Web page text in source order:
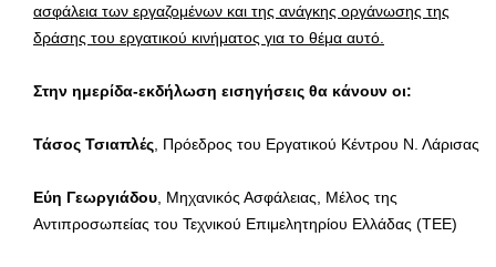
ασφάλεια των εργαζομένων και της ανάγκης οργάνωσης της
δράσης του εργατικού κινήματος για το θέμα αυτό.
Στην ημερίδα-εκδήλωση εισηγήσεις θα κάνουν οι:
Τάσος Τσιαπλές , Πρόεδρος του Εργατικού Κέντρου Ν. Λάρισας
Εύη Γεωργιάδου , Μηχανικός Ασφάλειας, Μέλος της
Αντιπροσωπείας του Τεχνικού Επιμελητηρίου Ελλάδας (ΤΕΕ)